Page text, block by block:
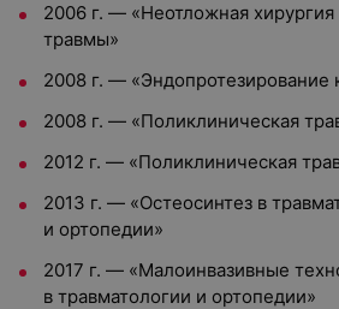
2006 г. — «Неотложная
травмы»
2008 г. — «Эндопротезирование
2008 г. — «Поликлиническая
2012 г. — «Поликлиническая
2013 г. — «Остеосинтез в
и ортопедии»
2017 г. — «Малоинвазивные
в травматологии и ортопедии»